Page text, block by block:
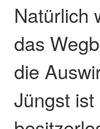
Natürlich
das
die
Jüngst